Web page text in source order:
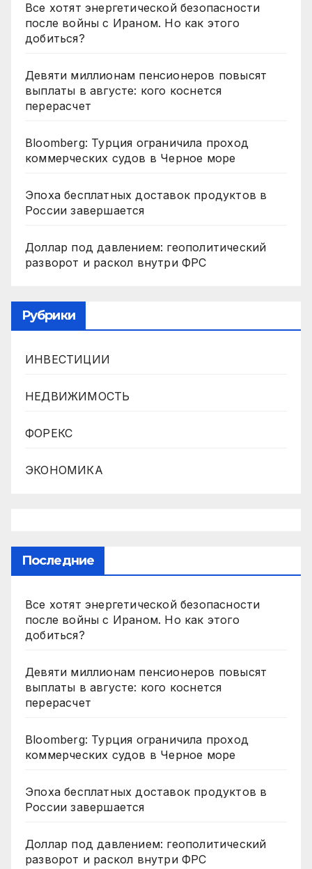
Все хотят энергетической безопасности
после войны с Ираном. Но как этого
добиться?
Девяти миллионам пенсионеров повысят
выплаты в августе: кого коснется
перерасчет
Bloomberg: Турция ограничила проход
коммерческих судов в Черное море
Эпоха бесплатных доставок продуктов в
России завершается
Доллар под давлением: геополитический
разворот и раскол внутри ФРС
Рубрики
ИНВЕСТИЦИИ
НЕДВИЖИМОСТЬ
ФОРЕКС
ЭКОНОМИКА
Последние
Все хотят энергетической безопасности
после войны с Ираном. Но как этого
добиться?
Девяти миллионам пенсионеров повысят
выплаты в августе: кого коснется
перерасчет
Bloomberg: Турция ограничила проход
коммерческих судов в Черное море
Эпоха бесплатных доставок продуктов в
России завершается
Доллар под давлением: геополитический
разворот и раскол внутри ФРС